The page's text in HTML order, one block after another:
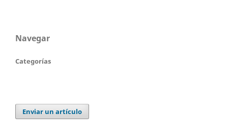
Navegar
Categorías
Enviar un artículo